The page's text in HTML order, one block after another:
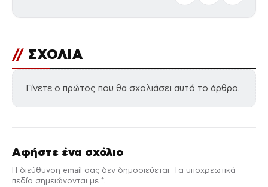
// ΣΧΟΛΙΑ
Γίνετε ο πρώτος που θα σχολιάσει αυτό το άρθρο.
Αφήστε ένα σχόλιο
Η διεύθυνση email σας δεν δημοσιεύεται. Τα υποχρεωτικά
πεδία σημειώνονται με *.